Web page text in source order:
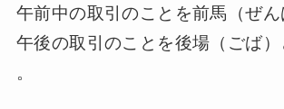
午前中の取引のことを前馬（ぜん
午後の取引のことを後場（ごば
。